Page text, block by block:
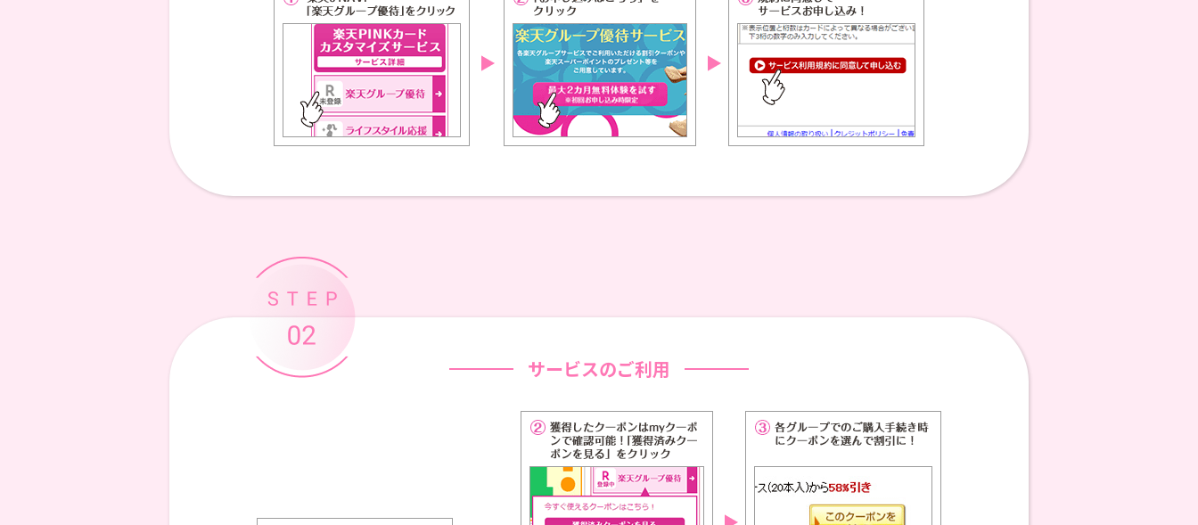
サービスのご利用